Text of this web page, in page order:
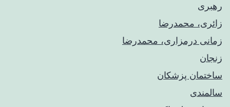
رهبری
زائری، محمدرضا
زمانی درمزاری، محمدرضا
زنجان
ساختمان پزشکان
سالمندی